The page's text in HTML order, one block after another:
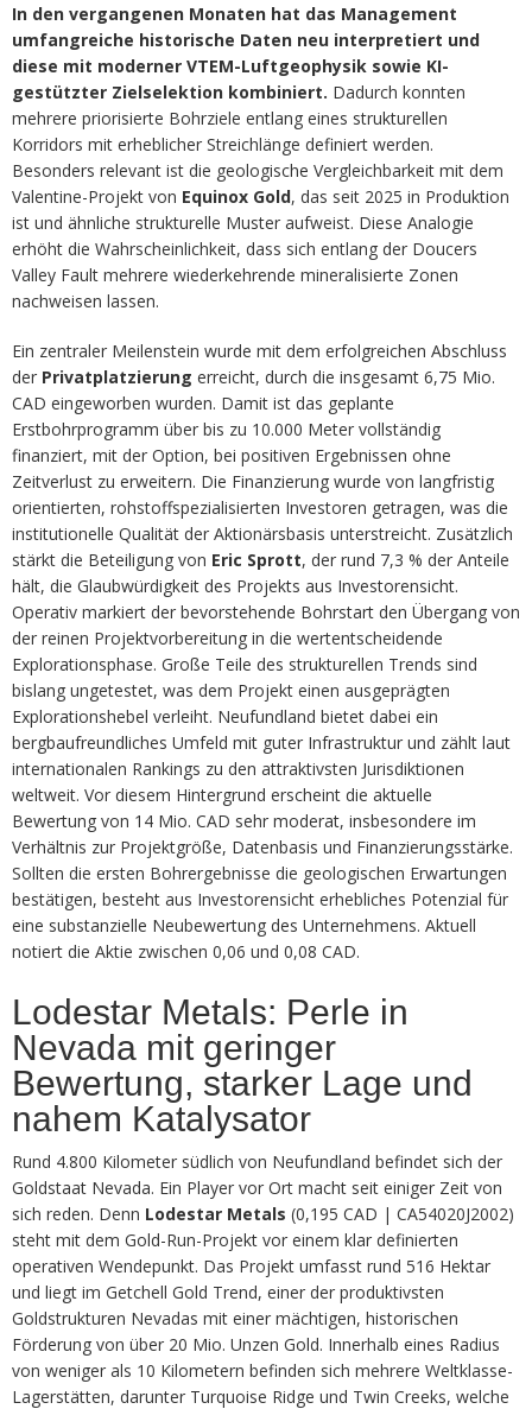
In den vergangenen Monaten hat das Management
umfangreiche historische Daten neu interpretiert und
diese mit moderner VTEM-Luftgeophysik sowie KI-
gestützter Zielselektion kombiniert. Dadurch konnten
mehrere priorisierte Bohrziele entlang eines strukturellen
Korridors mit erheblicher Streichlänge definiert werden.
Besonders relevant ist die geologische Vergleichbarkeit mit dem
Valentine-Projekt von Equinox Gold, das seit 2025 in Produktion
ist und ähnliche strukturelle Muster aufweist. Diese Analogie
erhöht die Wahrscheinlichkeit, dass sich entlang der Doucers
Valley Fault mehrere wiederkehrende mineralisierte Zonen
nachweisen lassen.
Ein zentraler Meilenstein wurde mit dem erfolgreichen Abschluss
der Privatplatzierung erreicht, durch die insgesamt 6,75 Mio.
CAD eingeworben wurden. Damit ist das geplante
Erstbohrprogramm über bis zu 10.000 Meter vollständig
finanziert, mit der Option, bei positiven Ergebnissen ohne
Zeitverlust zu erweitern. Die Finanzierung wurde von langfristig
orientierten, rohstoffspezialisierten Investoren getragen, was die
institutionelle Qualität der Aktionärsbasis unterstreicht. Zusätzlich
stärkt die Beteiligung von Eric Sprott, der rund 7,3 % der Anteile
hält, die Glaubwürdigkeit des Projekts aus Investorensicht.
Operativ markiert der bevorstehende Bohrstart den Übergang von
der reinen Projektvorbereitung in die wertentscheidende
Explorationsphase. Große Teile des strukturellen Trends sind
bislang ungetestet, was dem Projekt einen ausgeprägten
Explorationshebel verleiht. Neufundland bietet dabei ein
bergbaufreundliches Umfeld mit guter Infrastruktur und zählt laut
internationalen Rankings zu den attraktivsten Jurisdiktionen
weltweit. Vor diesem Hintergrund erscheint die aktuelle
Bewertung von 14 Mio. CAD sehr moderat, insbesondere im
Verhältnis zur Projektgröße, Datenbasis und Finanzierungsstärke.
Sollten die ersten Bohrergebnisse die geologischen Erwartungen
bestätigen, besteht aus Investorensicht erhebliches Potenzial für
eine substanzielle Neubewertung des Unternehmens. Aktuell
notiert die Aktie zwischen 0,06 und 0,08 CAD.
Lodestar Metals: Perle in
Nevada mit geringer
Bewertung, starker Lage und
nahem Katalysator
Rund 4.800 Kilometer südlich von Neufundland befindet sich der
Goldstaat Nevada. Ein Player vor Ort macht seit einiger Zeit von
sich reden. Denn Lodestar Metals (0,195 CAD | CA54020J2002)
steht mit dem Gold-Run-Projekt vor einem klar definierten
operativen Wendepunkt. Das Projekt umfasst rund 516 Hektar
und liegt im Getchell Gold Trend, einer der produktivsten
Goldstrukturen Nevadas mit einer mächtigen, historischen
Förderung von über 20 Mio. Unzen Gold. Innerhalb eines Radius
von weniger als 10 Kilometern befinden sich mehrere Weltklasse-
Lagerstätten, darunter Turquoise Ridge und Twin Creeks, welche